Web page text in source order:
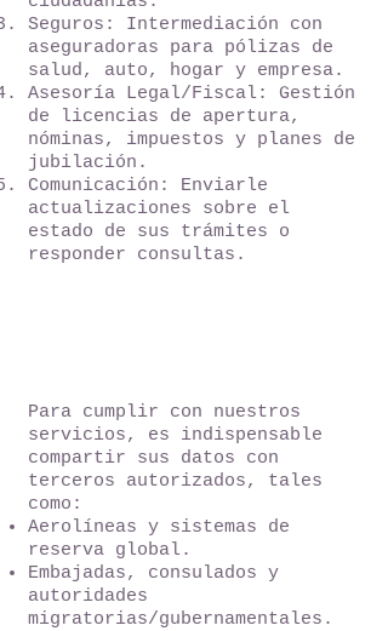
Seguros: Intermediación con
aseguradoras para pólizas de
salud, auto, hogar y empresa.
Asesoría Legal/Fiscal: Gestión
de licencias de apertura,
nóminas, impuestos y planes de
jubilación.
Comunicación: Enviarle
actualizaciones sobre el
estado de sus trámites o
responder consultas.
Para cumplir con nuestros
servicios, es indispensable
compartir sus datos con
terceros autorizados, tales
como:
Aerolíneas y sistemas de
reserva global.
Embajadas, consulados y
autoridades
migratorias/gubernamentales.